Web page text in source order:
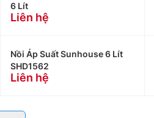
6 Lít
Liên hệ
Nồi Áp Suất Sunhouse 6 Lít
SHD1562
Liên hệ